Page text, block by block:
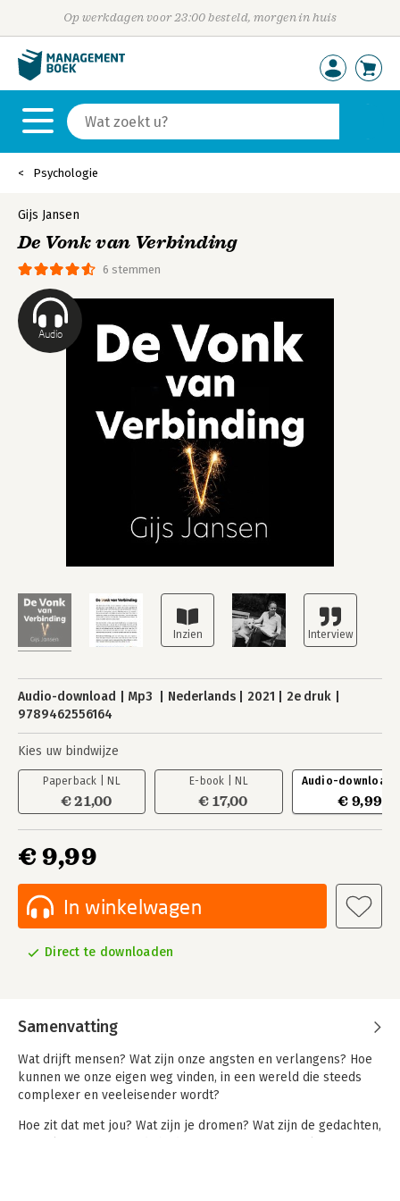
Op werkdagen voor 23:00 besteld, morgen in huis
Psychologie
Audio
6 stemmen
Gijs Jansen
De Vonk van Verbinding
Audio-download Mp3 Nederlands 2021
2e druk
9789462556164
Kies uw bindwijze
Paperback | NL
€ 21,00
E-book | NL
€ 17,00
Audio-download |
€ 9,99
€ 9,99
In winkelwagen
Direct te downloaden
Samenvatting
Wat drijft mensen? Wat zijn onze angsten en verlangens? Hoe
kunnen we onze eigen weg vinden, in een wereld die steeds
complexer en veeleisender wordt?
Hoe zit dat met jou? Wat zijn je dromen? Wat zijn de gedachten,